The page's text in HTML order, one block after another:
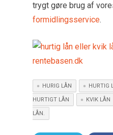
trygt gøre brug af
formidlingsservice.
HURIG LÅN HURTIG
HURTIGT LÅN KVIK LÅN
LÅN.